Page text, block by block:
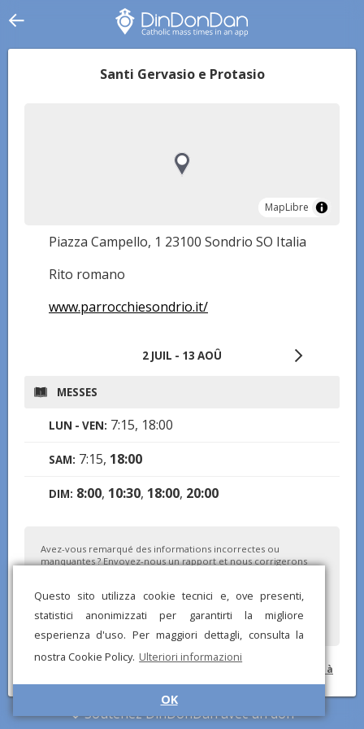
Questo sito utilizza cookie tecnici e, ove presenti,
statistici anonimizzati per garantirti la migliore
esperienza d'uso. Per maggiori dettagli, consulta la
nostra Cookie Policy. Ulteriori informazioni
OK
Santi Gervasio e Protasio
MapLibre
MapLibre
Piazza Campello, 1 23100 Sondrio SO Italia
Rito romano
www.parrocchiesondrio.it/
2 JUIL - 13 AOÛ
MESSES
LUN - VEN: 7:15, 18:00
SAM: 7:15, 18:00
DIM: 8:00, 10:30, 18:00, 20:00
Avez-vous remarqué des informations incorrectes ou
manquantes ? Envoyez-nous un rapport et nous corrigerons
Ajouter à
votre site web
Soutenez DinDonDan avec un don